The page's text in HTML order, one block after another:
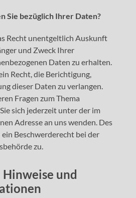
Sie bezüglich Ihrer Daten?
Recht unentgeltlich Auskunft
und Zweck Ihrer
Daten zu erhalten.
Recht, die Berichtigung,
dieser Daten zu verlangen.
Fragen zum Thema
sich jederzeit unter der im
Adresse an uns wenden. Des
Beschwerderecht bei der
zu.
und